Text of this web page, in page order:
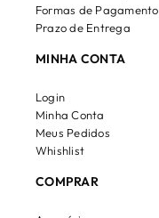
Formas de Pagamento
Prazo de Entrega
MINHA CONTA
Login
Minha Conta
Meus Pedidos
Whishlist
COMPRAR